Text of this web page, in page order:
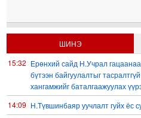
ШИНЭ
15:32 Ерөнхий сайд Н.Учрал
бүтээн байгуулалтыг
хангамжийг баталгаажуулах
14:09 Н.Түвшинбаяр уучлалт гуйх ёс